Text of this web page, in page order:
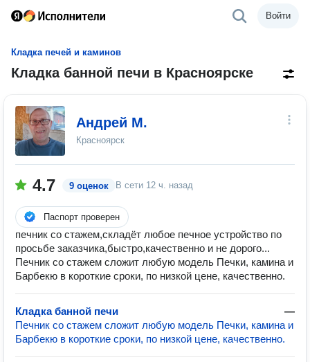
Войти
Кладка печей и каминов
Кладка банной печи в Красноярске
Андрей М.
Красноярск
4.7 9 оценок В сети 12 ч. назад
Паспорт проверен
печник со стажем,складёт любое печное устройство по
просьбе заказчика,быстро,качественно и не дорого...
Печник со стажем сложит любую модель Печки, камина и
Барбекю в короткие сроки, по низкой цене, качественно.
Кладка банной печи
—
Печник со стажем сложит любую модель Печки, камина и
Барбекю в короткие сроки, по низкой цене, качественно.